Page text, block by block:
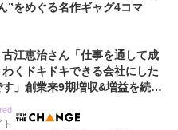
”をめぐる名作ギャグ4コマ
江恵治さん「仕事を通して成
くドキドキできる会社にした
」創業来9期増収&増益を続け